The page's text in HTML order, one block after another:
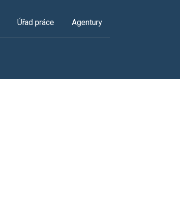
Úřad práce Agentury